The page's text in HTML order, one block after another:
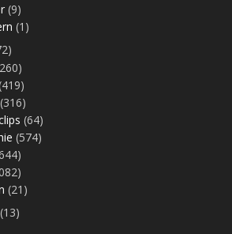
(9)
(1)
(316)
(64)
(574)
(21)